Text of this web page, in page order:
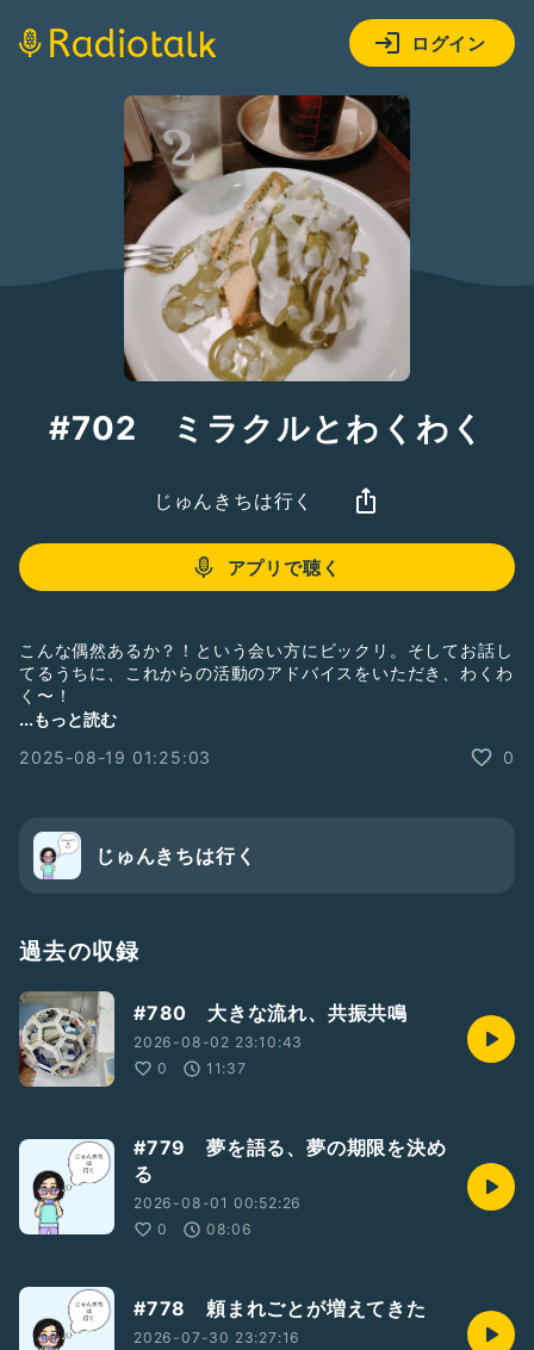
ログイン
#702 ミラクルとわくわく
じゅんきちは行く
アプリで聴く
こんな偶然あるか？！という会い方にビックリ。そしてお話し
てるうちに、これからの活動のアドバイスをいただき、わくわ
く〜！
#ひとり語り
...もっと読む
2025-08-19 01:25:03
0
じゅんきちは行く
過去の収録
#780 大きな流れ、共振共鳴
2026-08-02 23:10:43
0
11:37
#779 夢を語る、夢の期限を決め
る
2026-08-01 00:52:26
0
08:06
#778 頼まれごとが増えてきた
2026-07-30 23:27:16